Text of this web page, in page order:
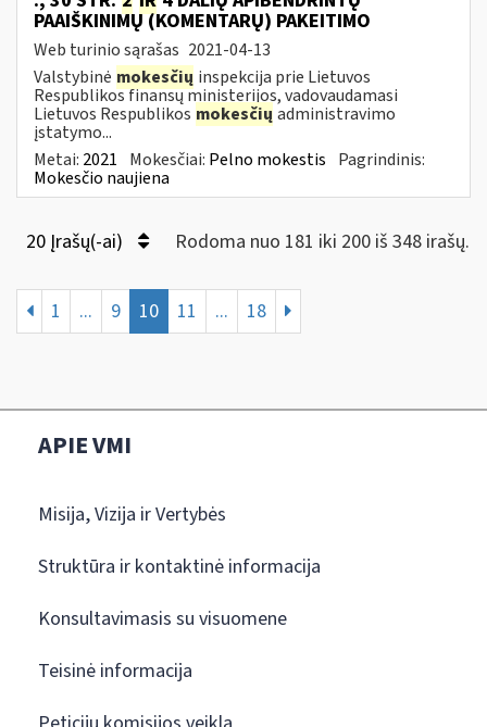
PAAIŠKINIMŲ (KOMENTARŲ) PAKEITIMO
Web turinio sąrašas 2021-04-13
Valstybinė mokesčių inspekcija prie Lietuvos
Respublikos finansų ministerijos, vadovaudamasi
Lietuvos Respublikos mokesčių administravimo
įstatymo...
Metai: 2021 Mokesčiai: Pelno mokestis Pagrindinis:
Mokesčio naujiena
20 Įrašų(-ai) Rodoma nuo 181 iki 200 iš 348 irašų.
1 ... 9 10 11 ... 18
APIE VMI
Misija, Vizija ir Vertybės
Struktūra ir kontaktinė informacija
Konsultavimasis su visuomene
Teisinė informacija